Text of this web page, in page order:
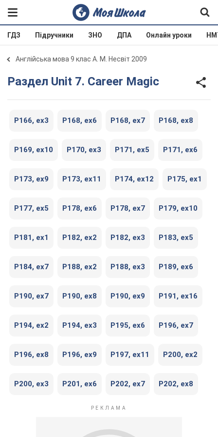
ГДЗ Підручники ЗНО ДПА Онлайн уроки
Англійська мова 9 клас А. М. Несвіт 2009
Раздел Unit 7. Career Magic
P166, ex3 P168, ex6 P168, ex7 P168, ex8
P169, ex10 P170, ex3 P171, ex5 P171, ex6
P173, ex9 P173, ex11 P174, ex12 P175, ex1
P177, ex5 P178, ex6 P178, ex7 P179, ex10
P181, ex1 P182, ex2 P182, ex3 P183, ex5
P184, ex7 P188, ex2 P188, ex3 P189, ex6
P190, ex7 P190, ex8 P190, ex9 P191, ex16
P194, ex2 P194, ex3 P195, ex6 P196, ex7
P196, ex8 P196, ex9 P197, ex11 P200, ex2
P200, ex3 P201, ex6 P202, ex7 P202, ex8